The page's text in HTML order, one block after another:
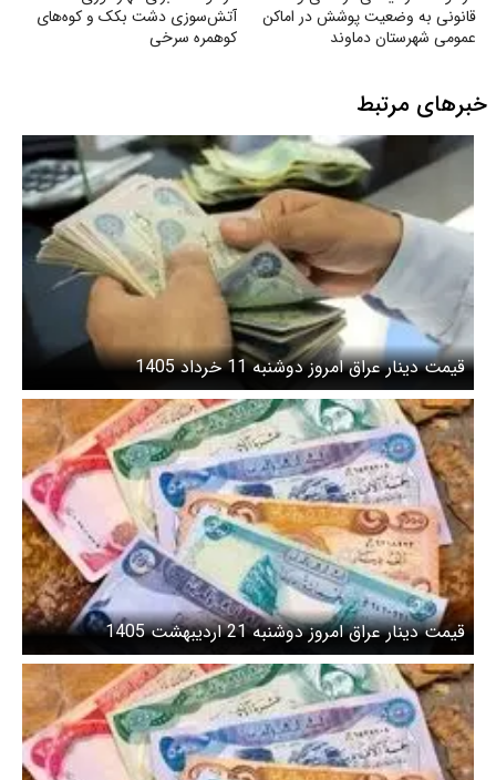
قانونی به وضعیت پوشش در اماکن
عمومی شهرستان دماوند
آتش‌سوزی دشت بکک و کوه‌های
کوهمره‌ سرخی
خبرهای مرتبط
قیمت دینار عراق امروز دوشنبه 11 خرداد 1405
قیمت دینار عراق امروز دوشنبه 21 اردیبهشت 1405